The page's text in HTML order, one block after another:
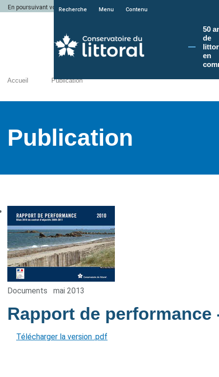
En poursuivant votre navigation sur le site du Conservatoire du littoral, vous
Recherche Menu Contenu
50
de
en
Accueil Publication
Publication
Documents mai 2013
Rapport de performance
Télécharger la version .pdf